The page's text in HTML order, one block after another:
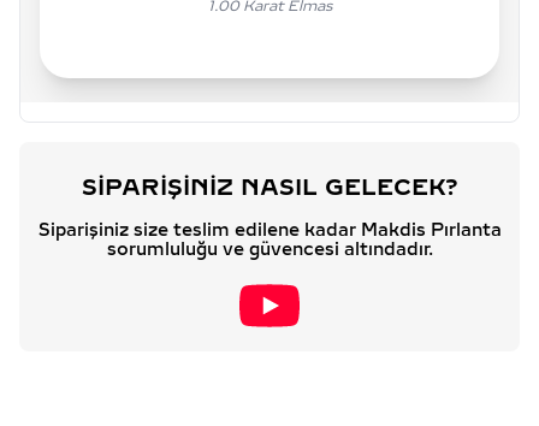
1.00Karat Elmas
SIPARIŞINIZ NASIL GELECEK?
Siparişiniz size teslim edilene kadar Makdis Pırlanta
sorumluluğu ve güvencesi altındadır.